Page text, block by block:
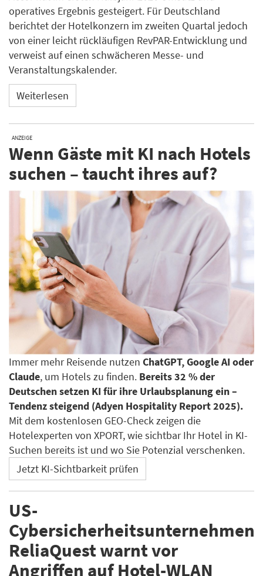
operatives Ergebnis gesteigert. Für Deutschland
berichtet der Hotelkonzern im zweiten Quartal jedoch
von einer leicht rückläufigen RevPAR-Entwicklung und
verweist auf einen schwächeren Messe- und
Veranstaltungskalender.
Weiterlesen
ANZEIGE
Wenn Gäste mit KI nach Hotels
suchen – taucht ihres auf?
Immer mehr Reisende nutzen ChatGPT, Google AI oder
Claude, um Hotels zu finden. Bereits 32 % der
Deutschen setzen KI für ihre Urlaubsplanung ein –
Tendenz steigend (Adyen Hospitality Report 2025).
Mit dem kostenlosen GEO-Check zeigen die
Hotelexperten von XPORT, wie sichtbar Ihr Hotel in KI-
Suchen bereits ist und wo Sie Potenzial verschenken.
Jetzt KI-Sichtbarkeit prüfen
US-
Cybersicherheitsunternehmen
ReliaQuest warnt vor
Angriffen auf Hotel-WLAN